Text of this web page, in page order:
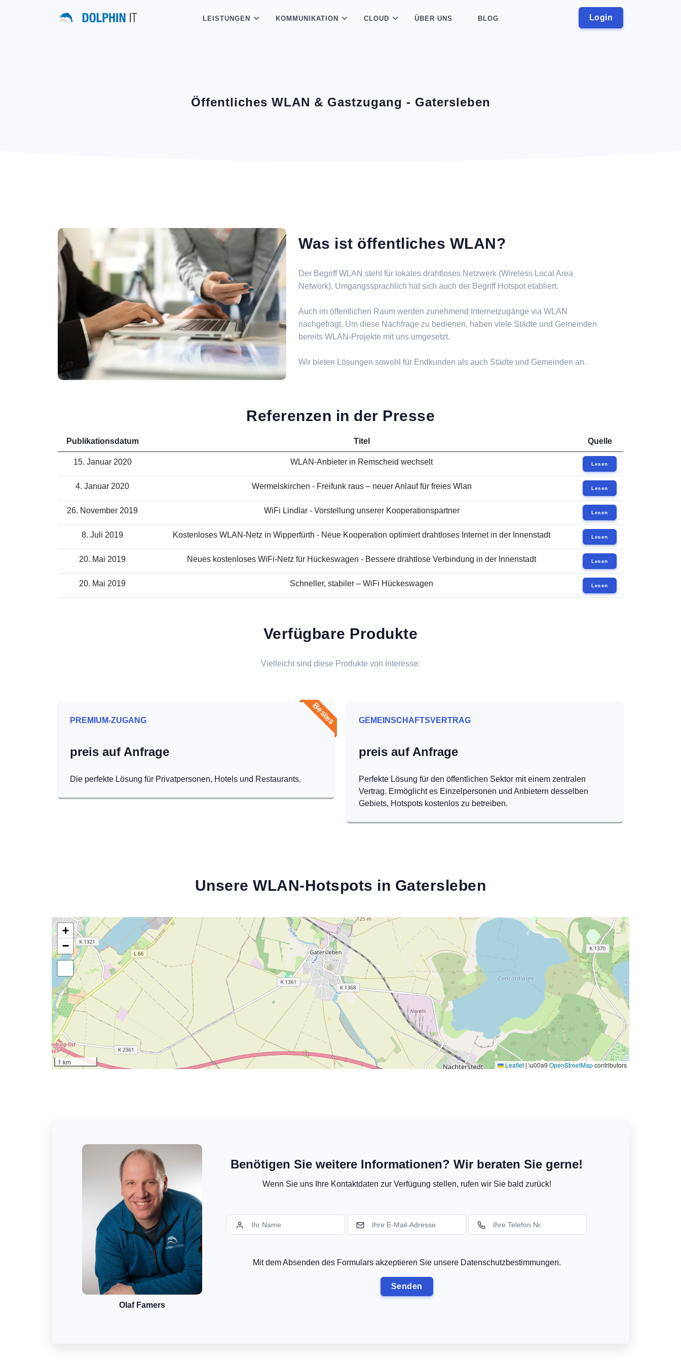
Login
LEISTUNGEN KOMMUNIKATION CLOUD ÜBER UNS BLOG
Öffentliches WLAN & Gastzugang - Gatersleben
Was ist öffentliches WLAN?
Der Begriff WLAN steht für lokales drahtloses Netzwerk (Wireless Local Area
Network). Umgangssprachlich hat sich auch der Begriff Hotspot etabliert.
Auch im öffentlichen Raum werden zunehmend Internetzugänge via WLAN
nachgefragt. Um diese Nachfrage zu bedienen, haben viele Städte und Gemeinden
bereits WLAN-Projekte mit uns umgesetzt.
Wir bieten Lösungen sowohl für Endkunden als auch Städte und Gemeinden an.
Referenzen in der Presse
Publikationsdatum Titel Quelle
15. Januar 2020 WLAN-Anbieter in Remscheid wechselt Lesen
4. Januar 2020 Wermelskirchen - Freifunk raus – neuer Anlauf für freies Wlan Lesen
26. November 2019 WiFi Lindlar - Vorstellung unserer Kooperationspartner Lesen
8. Juli 2019 Kostenloses WLAN-Netz in Wipperfürth - Neue Kooperation optimiert drahtloses Internet in der Innenstadt Lesen
20. Mai 2019 Neues kostenloses WiFi-Netz für Hückeswagen - Bessere drahtlose Verbindung in der Innenstadt Lesen
20. Mai 2019 Schneller, stabiler – WiFi Hückeswagen Lesen
Verfügbare Produkte
Vielleicht sind diese Produkte von Interesse:
Bestes
PREMIUM-ZUGANG
preis auf Anfrage
Die perfekte Lösung für Privatpersonen, Hotels und Restaurants.
GEMEINSCHAFTSVERTRAG
preis auf Anfrage
Perfekte Lösung für den öffentlichen Sektor mit einem zentralen
Vertrag. Ermöglicht es Einzelpersonen und Anbietern desselben
Gebiets, Hotspots kostenlos zu betreiben.
Unsere WLAN-Hotspots in Gatersleben
+
−
1 km Leaflet |\u00a9 OpenStreetMapcontributors
Olaf Famers
Benötigen Sie weitere Informationen? Wir beraten Sie gerne!
Wenn Sie uns Ihre Kontaktdaten zur Verfügung stellen, rufen wir Sie bald zurück!
Mit dem Absenden des Formulars akzeptieren Sie unsere Datenschutzbestimmungen.